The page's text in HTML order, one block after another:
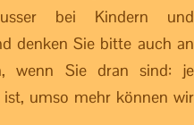
bei Kindern und
denken Sie bitte auch an
wenn Sie dran sind: je
umso mehr können wir